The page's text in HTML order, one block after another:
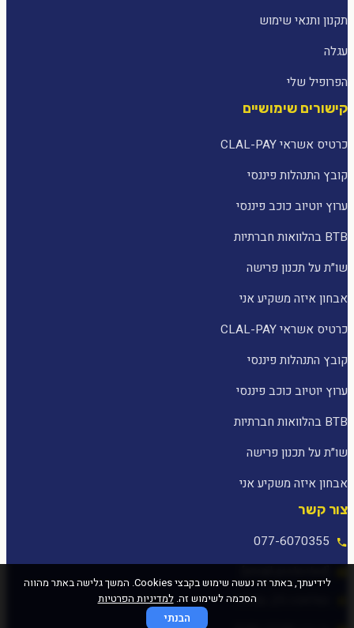
תקנון ותנאי שימוש
עגלה
הפרופיל שלי
קישורים שימושיים
כרטיס אשראי CLAL-PAY
קובץ התנהלות פיננסי
ערוץ יוטיוב כוכב פיננסי
BTB בהלוואות חברתיות
שו״ת על תכנון פרישה
אבחון איזה משקיע אני
כרטיס אשראי CLAL-PAY
קובץ התנהלות פיננסי
ערוץ יוטיוב כוכב פיננסי
BTB בהלוואות חברתיות
שו״ת על תכנון פרישה
אבחון איזה משקיע אני
צור קשר
077-6070355
לידיעתך, באתר זה נעשה שימוש בקבצי Cookies. המשך גלישה באתר מהווה
הסכמה לשימוש זה.למדיניות הפרטיות
הבנתי